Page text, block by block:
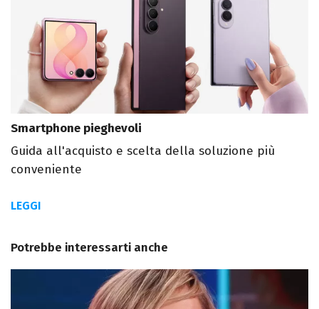
Smartphone pieghevoli
Guida all'acquisto e scelta della soluzione più
conveniente
LEGGI
Potrebbe interessarti anche